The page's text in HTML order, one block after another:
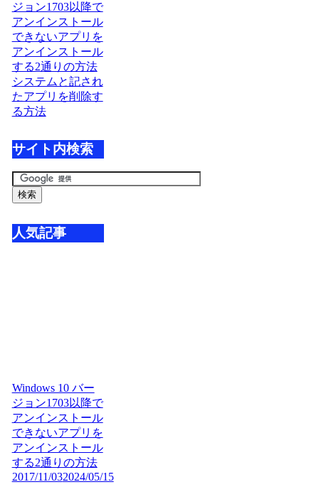
ジョン1703以降で
アンインストール
できないアプリを
アンインストール
する2通りの方法
システムと記され
たアプリを削除す
る方法
サイト内検索
人気記事
Windows 10 バー
ジョン1703以降で
アンインストール
できないアプリを
アンインストール
する2通りの方法
2017/11/032024/05/15